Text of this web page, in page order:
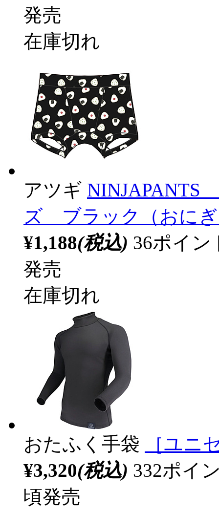
発売
在庫切れ
アツギ
ズ ブラック（おに
¥1,188(税込) 36ポイ
発売
在庫切れ
おたふく手袋
［ユニ
¥3,320(税込) 332ポイ
頃発売